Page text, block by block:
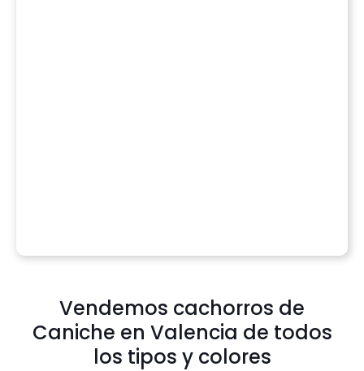
Vendemos cachorros de
Caniche en Valencia de todos
los tipos y colores